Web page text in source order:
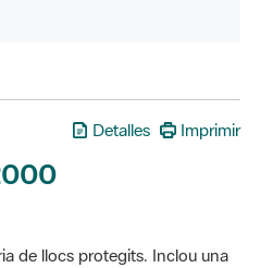
Detalles Imprimir
de llocs protegits. Inclou una